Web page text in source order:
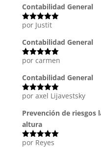
5
Contabilidad General
Valorado
por Justit
Contabilidad General
Valorado
por carmen
Contabilidad General
Valorado
por axel Lijavestsky
Prevención de riesgos
altura
Valorado
por Reyes